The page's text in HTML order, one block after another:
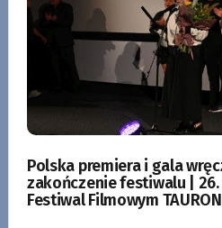
Polska premiera i gala
zakończenie festiwalu |
Festiwal Filmowym